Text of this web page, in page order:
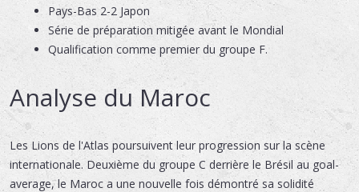
Pays-Bas 2-2 Japon
Série de préparation mitigée avant le Mondial
Qualification comme premier du groupe F.
Analyse du Maroc
Les Lions de l'Atlas poursuivent leur progression sur la scène
internationale. Deuxième du groupe C derrière le Brésil au goal-
average, le Maroc a une nouvelle fois démontré sa solidité